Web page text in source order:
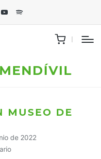
YoutubeSpotify
MUSEO DE
de 2022